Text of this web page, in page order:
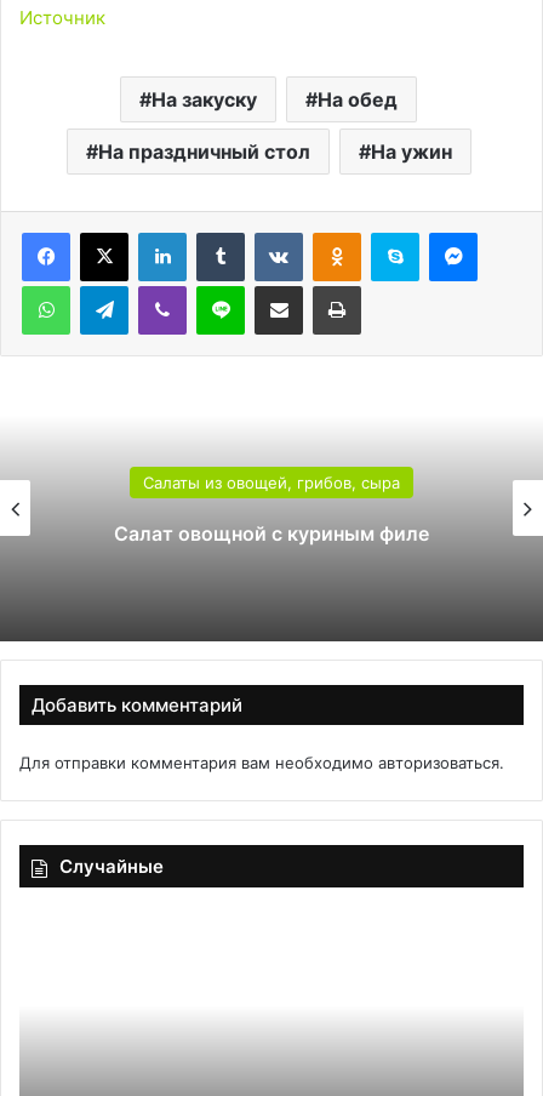
Источник
На закуску На обед
На праздничный стол На ужин
LinkedInTumblr ВконтактеОдноклассники
Skype
WhatsAppTelegramViber Line Поделиться через электронную почту Печатать
Салаты из овощей, грибов, сыра
Салат овощной с куриным филе
Добавить комментарий
Для отправки комментария вам необходимо авторизоваться.
Случайные